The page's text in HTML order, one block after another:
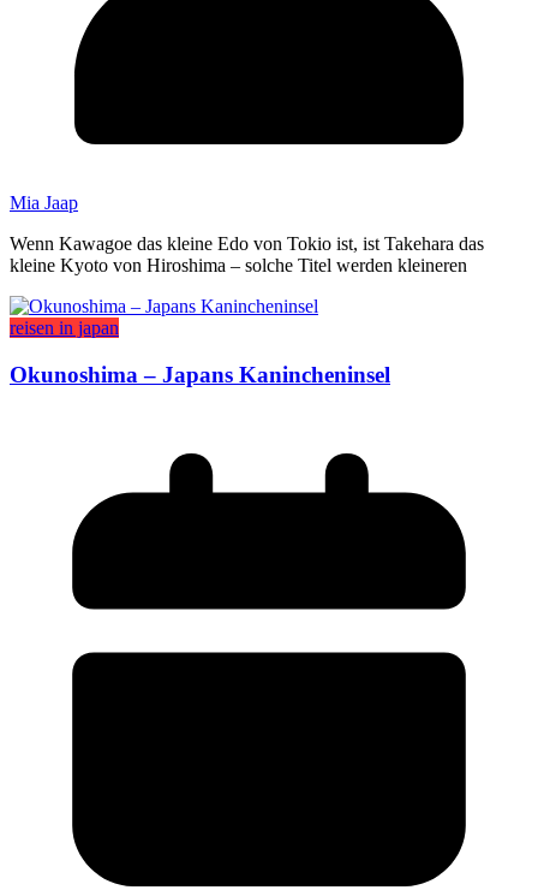
Mia Jaap
Wenn Kawagoe das kleine Edo von Tokio ist, ist Takehara das
kleine Kyoto von Hiroshima – solche Titel werden kleineren
reisen in japan
Okunoshima – Japans Kanincheninsel